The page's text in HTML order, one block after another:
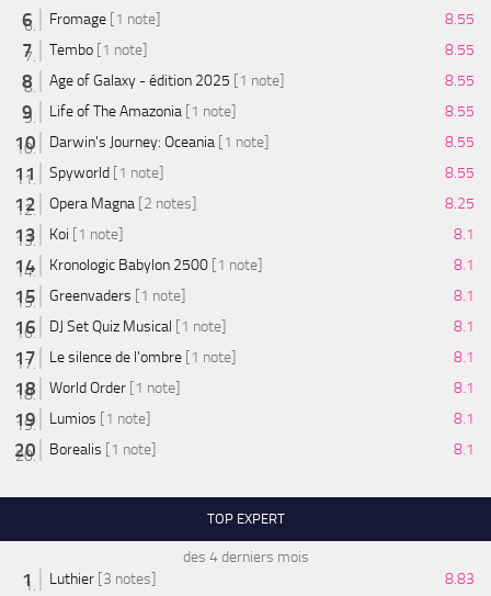
Fromage [1 note]
8.55
Tembo [1 note]
8.55
Age of Galaxy - édition 2025 [1 note]
8.55
Life of The Amazonia [1 note]
8.55
Darwin's Journey: Oceania [1 note]
8.55
Spyworld [1 note]
8.55
Opera Magna [2 notes]
8.25
Koi [1 note]
8.1
Kronologic Babylon 2500 [1 note]
8.1
Greenvaders [1 note]
8.1
DJ Set Quiz Musical [1 note]
8.1
Le silence de l'ombre [1 note]
8.1
World Order [1 note]
8.1
Lumios [1 note]
8.1
Borealis [1 note] 8.1
TOP EXPERT
des 4 derniers mois
Luthier [3 notes]
8.83